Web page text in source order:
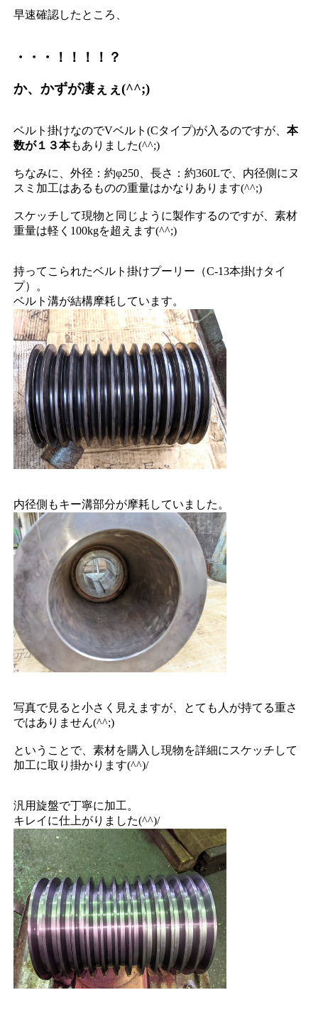
早速確認したところ、
・・・！！！！？
か、かずが凄ぇぇ(^^;)
ベルト掛けなのでVベルト(Cタイプ)が入るのですが、 本
数が１３本もありました(^^;)
ちなみに、外径：約φ250、長さ：約360Lで、内径側にヌ
スミ加工はあるものの重量はかなりあります(^^;)
スケッチして現物と同じように製作するのですが、素材
重量は軽く100kgを超えます(^^;)
持ってこられたベルト掛けプーリー（C-13本掛けタイ
プ）。
ベルト溝が結構摩耗しています。
内径側もキー溝部分が摩耗していました。
写真で見ると小さく見えますが、とても人が持てる重さ
ではありません(^^;)
ということで、素材を購入し現物を詳細にスケッチして
加工に取り掛かります(^^)/
汎用旋盤で丁寧に加工。
キレイに仕上がりました(^^)/